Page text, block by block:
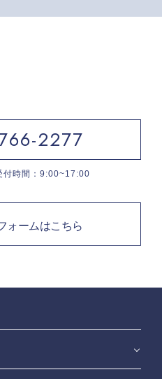
2277
時間：9:00~17:00
ォームはこちら